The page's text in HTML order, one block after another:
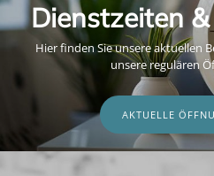
Dienstzeiten
Hier finden Sie unsere aktuellen
unsere regulären
AKTUELLE